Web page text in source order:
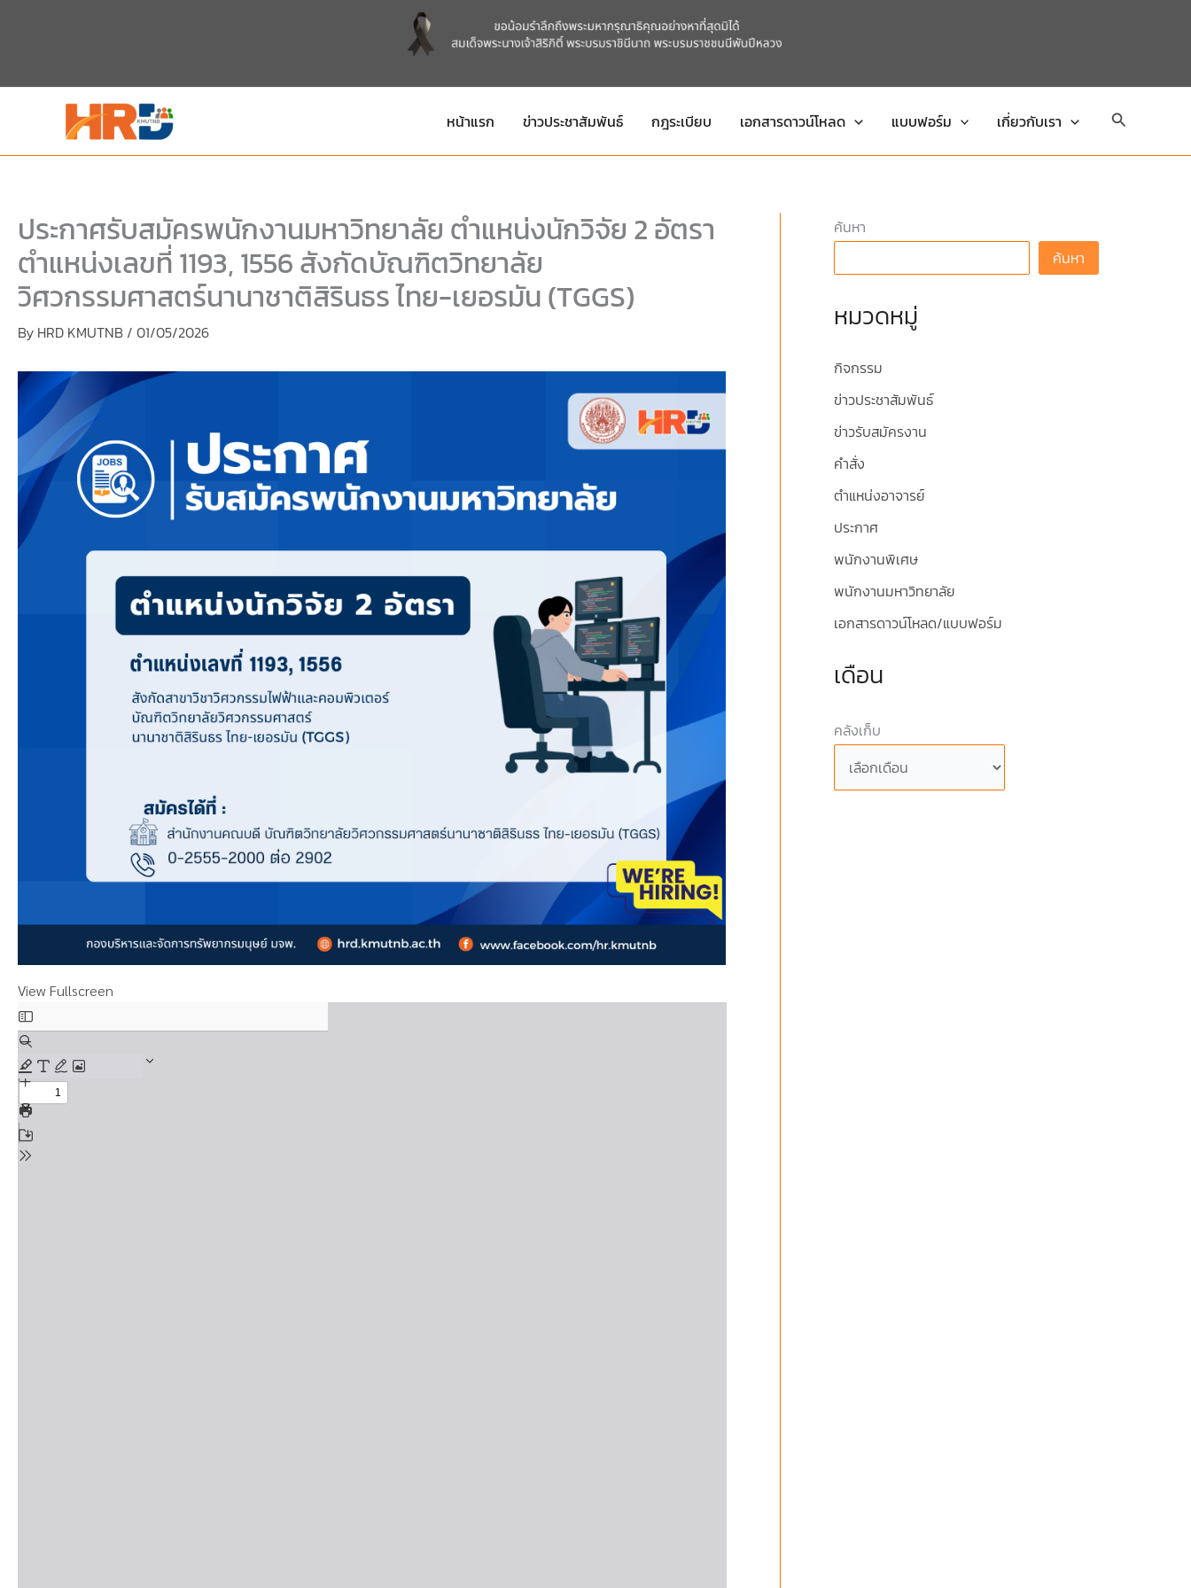
หน้าแรก ข่าวประชาสัมพันธ์ กฎระเบียบ เอกสารดาวน์โหลด แบบฟอร์ม เกี่ยวกับเรา Search
ประกาศรับสมัครพนักงานมหาวิทยาลัย ตำแหน่งนักวิจัย 2 อัตรา
ตำแหน่งเลขที่ 1193, 1556 สังกัดบัณฑิตวิทยาลัย
วิศวกรรมศาสตร์นานาชาติสิรินธร ไทย-เยอรมัน (TGGS)
By HRD KMUTNB / 01/05/2026
View Fullscreen
ค้นหา
ค้นหา
หมวดหมู่
กิจกรรม
ข่าวประชาสัมพันธ์
ข่าวรับสมัครงาน
คำสั่ง
ตำแหน่งอาจารย์
ประกาศ
พนักงานพิเศษ
พนักงานมหาวิทยาลัย
เอกสารดาวน์โหลด/แบบฟอร์ม
เดือน
คลังเก็บ